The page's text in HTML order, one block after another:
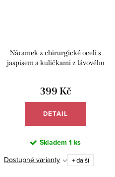
Náramek z chirurgické oceli s
jaspisem a kuličkami z lávového
399 Kč
DETAIL
Skladem 1 ks
Dostupné varianty + další